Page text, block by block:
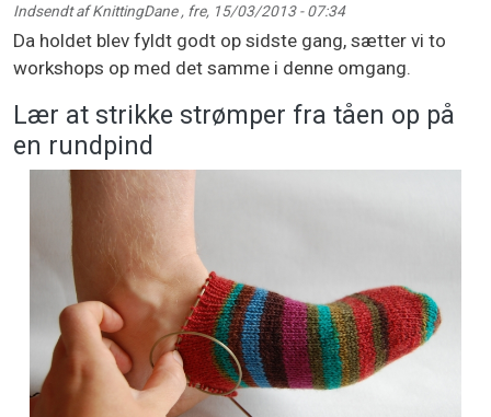
Indsendt afKnittingDane , fre, 15/03/2013 - 07:34
Da holdet blev fyldt godt op sidste gang, sætter vi to
workshops op med det samme i denne omgang.
Lær at strikke strømper fra tåen op på
en rundpind